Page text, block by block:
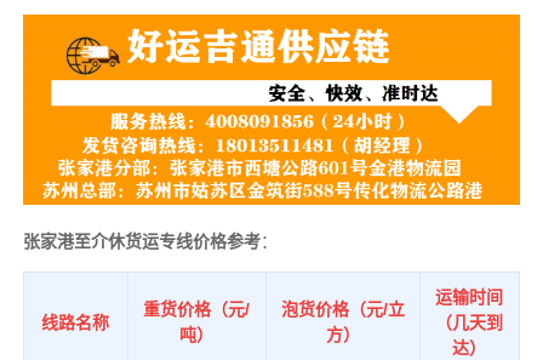
张家港至介休货运专线价格参考：
线路名称
重货价格（元/
吨）
泡货价格（元/立
方）
运输时间
（几天到
达）